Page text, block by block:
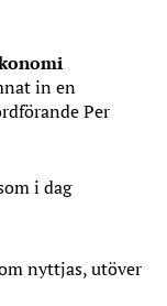
in en
Per
i dag
nyttjas, utöver